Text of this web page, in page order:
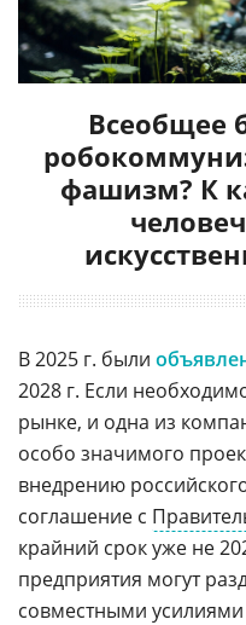
Всеобщее
фашизм? К
В 2025 г. были
2028 г. Если
рынке, и одна из
особо значимого
внедрению
соглашение с
крайний срок уже не
предприятия могут
совместными